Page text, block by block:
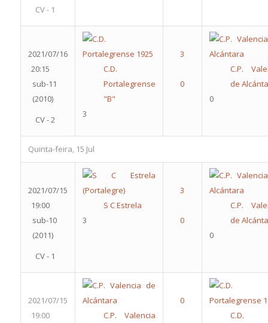
CV - 1
2021/07/16
20:15
sub-11
(2010)
CV - 2
C.D.
Portalegrense
"B"
3
C.P.
de
0
Quinta-feira, 15 Jul
2021/07/15
19:00
sub-10
(2011)
CV - 1
S C Estrela
3
C.P.
de
0
2021/07/15
19:00
C.P. Valencia
C.D.